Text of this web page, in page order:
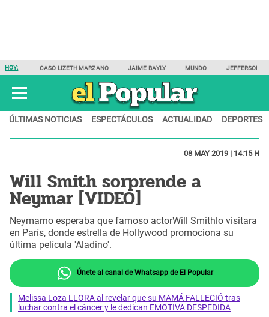
HOY: CASO LIZETH MARZANO JAIME BAYLY MUNDO JEFFERSON
ÚLTIMAS NOTICIAS ESPECTÁCULOS ACTUALIDAD DEPORTES
08 MAY 2019 | 14:15 H
Will Smith sorprende a
Neymar [VIDEO]
Neymarno esperaba que famoso actorWill Smithlo visitara
en París, donde estrella de Hollywood promociona su
última película 'Aladino'.
Únete al canal de Whatsapp de El Popular
Melissa Loza LLORA al revelar que su MAMÁ FALLECIÓ tras
luchar contra el cáncer y le dedican EMOTIVA DESPEDIDA